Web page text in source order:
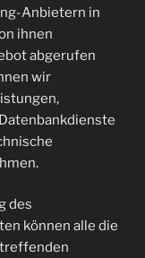
Anbietern in
ihnen
abgerufen
wir
des
können alle die